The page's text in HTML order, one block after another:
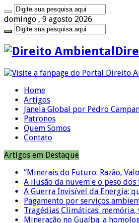
domingo , 9 agosto 2026
Home
Artigos
Janela Global por Pedro
Patronos
Quem Somos
Contato
Artigos em Destaque
“Minerais do Futuro: Razão,
A ilusão da nuvem e o peso
A Guerra Invisível da Energia:
Pagamento por serviços
Tragédias Climáticas:
Mineração no Guaíba: a